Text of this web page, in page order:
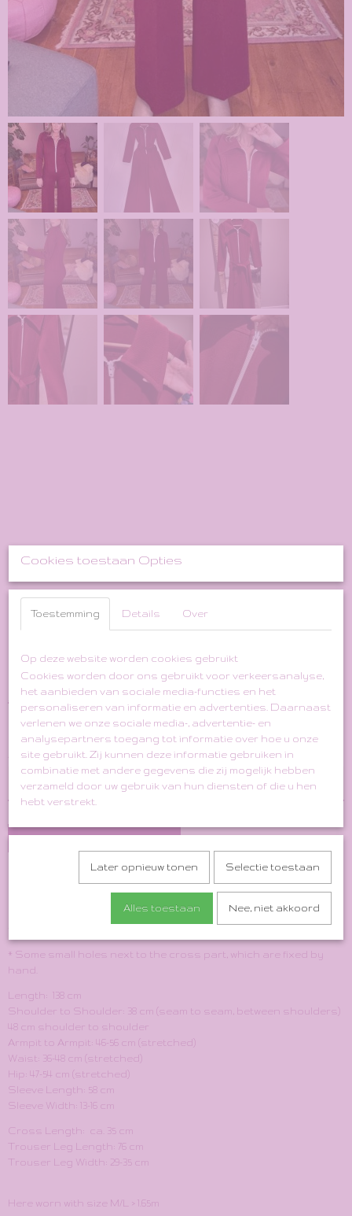
Wine Red Original '70s
Woollen Flared Jumpsuit
€ 75,00 € 37,50 (inclusief btw 21%)
Op voorraad
Aantal
In winkelwagen
* Some small holes next to the cross part, which are fixed by
hand.
Length: 138 cm
Shoulder to Shoulder: 38 cm (seam to seam, between shoulders)
48 cm shoulder to shoulder
Armpit to Armpit: 46-56 cm (stretched)
Waist: 36-48 cm (stretched)
Hip: 47-54 cm (stretched)
Sleeve Length: 58 cm
Sleeve Width: 13-16 cm
Cross Length: ca. 35 cm
Trouser Leg Length: 76 cm
Trouser Leg Width: 29-35 cm
Here worn with size M/L > 1.65m
Cookies toestaan Opties
Toestemming Details Over
Op deze website worden cookies gebruikt
Cookies worden door ons gebruikt voor verkeersanalyse,
het aanbieden van sociale media-functies en het
personaliseren van informatie en advertenties. Daarnaast
verlenen we onze sociale media-, advertentie- en
analysepartners toegang tot informatie over hoe u onze
site gebruikt. Zij kunnen deze informatie gebruiken in
combinatie met andere gegevens die zij mogelijk hebben
verzameld door uw gebruik van hun diensten of die u hen
hebt verstrekt.
Later opnieuw tonen Selectie toestaan
Alles toestaan Nee, niet akkoord